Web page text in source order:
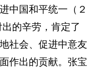
中国和平统一（２
的辛劳，肯定了
社会、促进中意友
作出的贡献。张宝